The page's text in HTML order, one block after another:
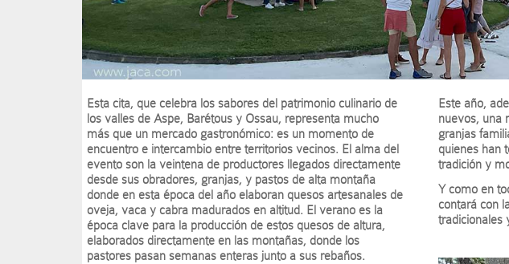
Esta cita, que celebra los sabores del patrimonio culinario de
los valles de Aspe, Barétous y Ossau, representa mucho
más que un mercado gastronómico: es un momento de
encuentro e intercambio entre territorios vecinos. El alma del
evento son la veintena de productores llegados directamente
desde sus obradores, granjas, y pastos de alta montaña
donde en esta época del año elaboran quesos artesanales de
oveja, vaca y cabra madurados en altitud. El verano es la
época clave para la producción de estos quesos de altura,
elaborados directamente en las montañas, donde los
pastores pasan semanas enteras junto a sus rebaños.
Este año,
nuevos, una
granjas
quienes han
tradición y
Y como en
contará con
tradicionales